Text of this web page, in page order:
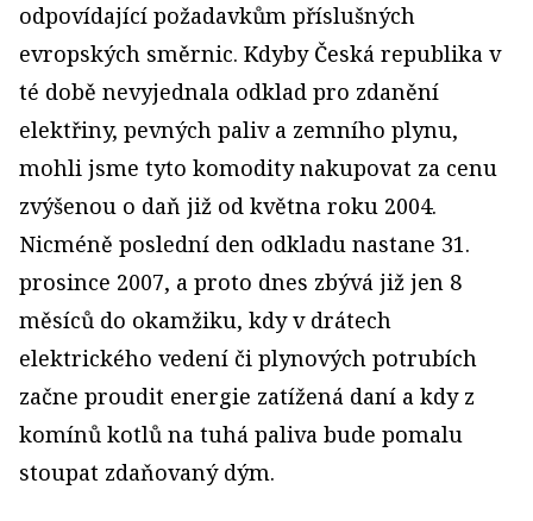
odpovídající požadavkům příslušných
evropských směrnic. Kdyby Česká republika v
té době nevyjednala odklad pro zdanění
elektřiny, pevných paliv a zemního plynu,
mohli jsme tyto komodity nakupovat za cenu
zvýšenou o daň již od května roku 2004.
Nicméně poslední den odkladu nastane 31.
prosince 2007, a proto dnes zbývá již jen 8
měsíců do okamžiku, kdy v drátech
elektrického vedení či plynových potrubích
začne proudit energie zatížená daní a kdy z
komínů kotlů na tuhá paliva bude pomalu
stoupat zdaňovaný dým.